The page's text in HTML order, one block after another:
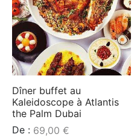
Dîner buffet au
Kaleidoscope à Atlantis
the Palm Dubai
De : 69,00 €
et Musées
et Cadeaux